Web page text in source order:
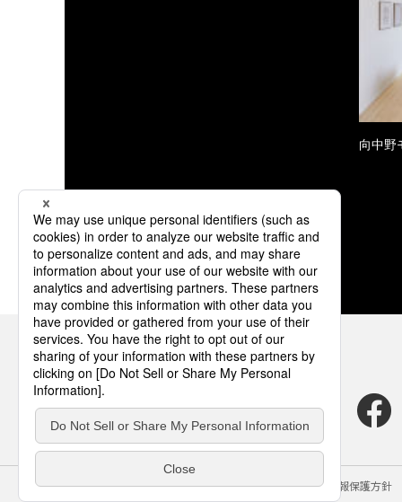
向中野
サイトのご利用にあたって クッキーポリシー 個人情報保護方針